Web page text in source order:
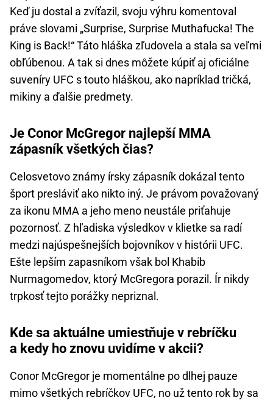
Keď ju dostal a zvíťazil, svoju výhru komentoval
práve slovami „Surprise, Surprise Muthafucka! The
King is Back!“ Táto hláška zľudovela a stala sa veľmi
obľúbenou. A tak si dnes môžete kúpiť aj oficiálne
suveníry UFC s touto hláškou, ako napríklad tričká,
mikiny a ďalšie predmety.
Je Conor McGregor najlepší MMA
zápasník všetkých čias?
Celosvetovo známy írsky zápasník dokázal tento
šport presláviť ako nikto iný. Je právom považovaný
za ikonu MMA a jeho meno neustále priťahuje
pozornosť. Z hľadiska výsledkov v klietke sa radí
medzi najúspešnejších bojovníkov v histórii UFC.
Ešte lepším zapasníkom však bol Khabib
Nurmagomedov, ktorý McGregora porazil. Ír nikdy
trpkosť tejto porážky nepriznal.
Kde sa aktuálne umiestňuje v rebríčku
a kedy ho znovu uvidíme v akcii?
Conor McGregor je momentálne po dlhej pauze
mimo všetkých rebríčkov UFC, no už tento rok by sa